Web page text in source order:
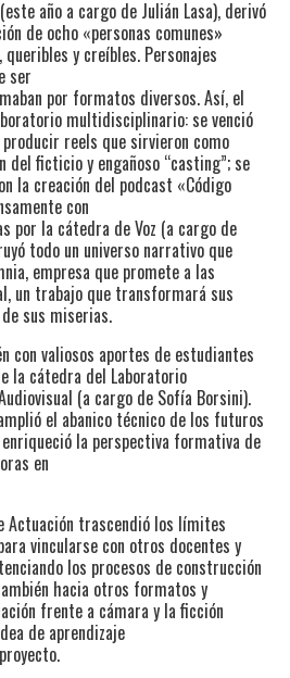
año a cargo de Julián Lasa), derivó
de ocho «personas comunes»
y creíbles. Personajes
ser
por formatos diversos. Así, el
multidisciplinario: se venció
reels que sirvieron como
del ficticio y engañoso “casting”; se
la creación del podcast «Código
con
por la cátedra de Voz (a cargo de
todo un universo narrativo que
empresa que promete a las
un trabajo que transformará sus
sus miserias.
con valiosos aportes de estudiantes
la cátedra del Laboratorio
(a cargo de Sofía Borsini).
el abanico técnico de los futuros
la perspectiva formativa de
en
Actuación trascendió los límites
vincularse con otros docentes y
los procesos de construcción
hacia otros formatos y
frente a cámara y la ficción
de aprendizaje